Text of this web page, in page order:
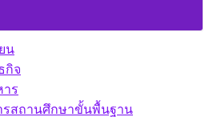
น
กิจ
าร
สถานศึกษาขั้นพื้นฐาน